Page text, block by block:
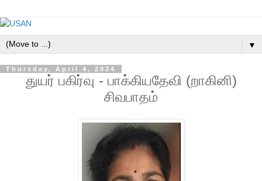
▼
Thursday, April 4, 2024
துயர் பகிர்வு - பாக்கியதேவி (றாகினி)
சிவபாதம்